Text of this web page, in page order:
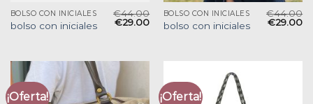
BOLSO CON INICIALES
bolso con iniciales
€44.00
€29.00
BOLSO CON INICIALES
bolso con iniciales
€44.00
€29.00
¡Oferta! ¡Oferta!